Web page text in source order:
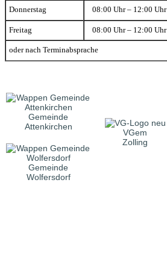
Donnerstag 08:00 Uhr – 12:00 Uhr
Freitag 08:00 Uhr – 12:00 Uhr
oder nach Terminabsprache
Gemeinde
Attenkirchen
VGem
Zolling
Gemeinde
Wolfersdorf